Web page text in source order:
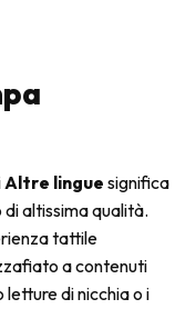
Altre lingue significa
altissima qualità.
tattile
a contenuti
di nicchia o i